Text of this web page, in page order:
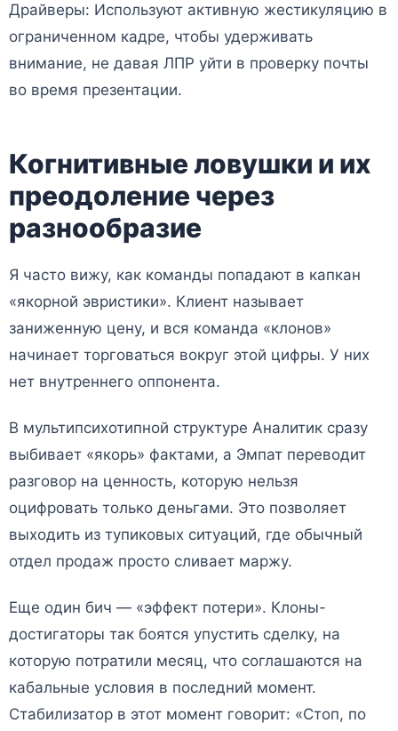
Драйверы: Используют активную жестикуляцию в
ограниченном кадре, чтобы удерживать
внимание, не давая ЛПР уйти в проверку почты
во время презентации.
Когнитивные ловушки и их
преодоление через
разнообразие
Я часто вижу, как команды попадают в капкан
«якорной эвристики». Клиент называет
заниженную цену, и вся команда «клонов»
начинает торговаться вокруг этой цифры. У них
нет внутреннего оппонента.
В мультипсихотипной структуре Аналитик сразу
выбивает «якорь» фактами, а Эмпат переводит
разговор на ценность, которую нельзя
оцифровать только деньгами. Это позволяет
выходить из тупиковых ситуаций, где обычный
отдел продаж просто сливает маржу.
Еще один бич — «эффект потери». Клоны-
достигаторы так боятся упустить сделку, на
которую потратили месяц, что соглашаются на
кабальные условия в последний момент.
Стабилизатор в этот момент говорит: «Стоп, по